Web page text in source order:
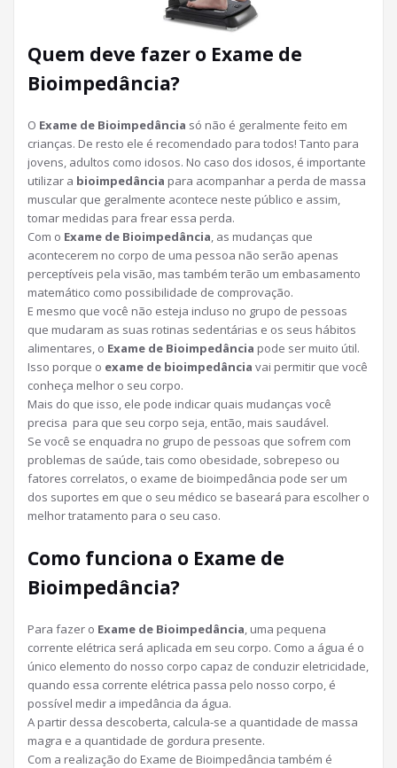
Quem deve fazer o Exame de
Bioimpedância?
O Exame de Bioimpedância só não é geralmente feito em
crianças. De resto ele é recomendado para todos! Tanto para
jovens, adultos como idosos. No caso dos idosos, é importante
utilizar a bioimpedância para acompanhar a perda de massa
muscular que geralmente acontece neste público e assim,
tomar medidas para frear essa perda.
Com o Exame de Bioimpedância , as mudanças que
acontecerem no corpo de uma pessoa não serão apenas
perceptíveis pela visão, mas também terão um embasamento
matemático como possibilidade de comprovação.
E mesmo que você não esteja incluso no grupo de pessoas
que mudaram as suas rotinas sedentárias e os seus hábitos
alimentares, o Exame de Bioimpedância pode ser muito útil.
Isso porque o exame de bioimpedância vai permitir que você
conheça melhor o seu corpo.
Mais do que isso, ele pode indicar quais mudanças você
precisa para que seu corpo seja, então, mais saudável.
Se você se enquadra no grupo de pessoas que sofrem com
problemas de saúde, tais como obesidade, sobrepeso ou
fatores correlatos, o exame de bioimpedância pode ser um
dos suportes em que o seu médico se baseará para escolher o
melhor tratamento para o seu caso.
Como funciona o Exame de
Bioimpedância?
Para fazer o Exame de Bioimpedância , uma pequena
corrente elétrica será aplicada em seu corpo. Como a água é o
único elemento do nosso corpo capaz de conduzir eletricidade,
quando essa corrente elétrica passa pelo nosso corpo, é
possível medir a impedância da água.
A partir dessa descoberta, calcula-se a quantidade de massa
magra e a quantidade de gordura presente.
Com a realização do Exame de Bioimpedância também é